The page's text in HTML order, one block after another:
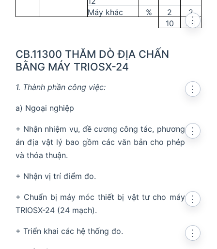
Máy khác % 2
2
10
20
CB.11300 THĂM DÒ ĐỊA CHẤN
BẰNG MÁY TRIOSX-24
⋮
1. Thành phần công việc:
⋮
a) Ngoại nghiệp
+ Nhận nhiệm vụ, đề cương công tác, phương
án địa vật lý bao gồm các văn bản cho phép
và thỏa thuận.
⋮
+ Nhận vị trí điểm đo.
+ Chuẩn bị máy móc thiết bị vật tư cho máy
TRIOSX-24 (24 mạch).
⋮
+ Triển khai các hệ thống đo.
⋮